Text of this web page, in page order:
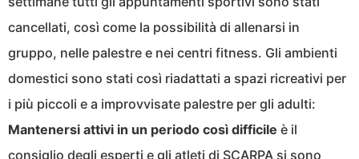
cancellati, così come la possibilità di allenarsi in
gruppo, nelle palestre e nei centri fitness. Gli ambienti
domestici sono stati così riadattati a spazi ricreativi per
i più piccoli e a improvvisate palestre per gli adulti:
Mantenersi attivi in un periodo così difficile è il
consiglio degli esperti e gli atleti di SCARPA si sono